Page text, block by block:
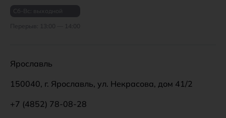
Сб-Вс: выходной
Перерыв: 13:00 — 14:00
Ярославль
150040, г. Ярославль, ул. Некрасова, дом 41/2
+7 (4852) 78-08-28